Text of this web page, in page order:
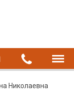
Николаевна